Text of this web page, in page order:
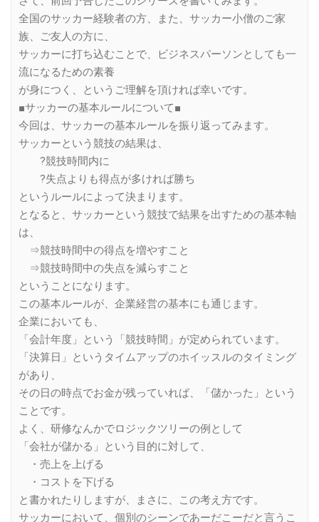
全国のサッカー経験者の方、また、サッカー小僧のご家
族、ご友人の方に、
サッカーに打ち込むことで、ビジネスパーソンとしても一
流になるための素養
が身につく、というご理解を頂ければ幸いです。
■サッカーの基本ルールについて■
今回は、サッカーの基本ルールを振り返ってみます。
サッカーという競技の結果は、
?競技時間内に
?失点よりも得点が多ければ勝ち
というルールによって決まります。
となると、サッカーという競技で結果を出すための基本軸
は、
⇒競技時間中の得点を増やすこと
⇒競技時間中の失点を減らすこと
ということになります。
この基本ルールが、企業経営の基本にも通じます。
企業においても、
「会計年度」という「競技時間」が定められています。
「決算日」というタイムアップのホイッスルのタイミング
があり、
その日の時点でお金が残っていれば、「儲かった」という
ことです。
よく、研修なんかでロジックツリーの例として
「会社が儲かる」という目的に対して、
・売上を上げる
・コストを下げる
と書かれたりしますが、まさに、この考え方です。
サッカーにおいて、個別のシーンであーだこーだと言うこ